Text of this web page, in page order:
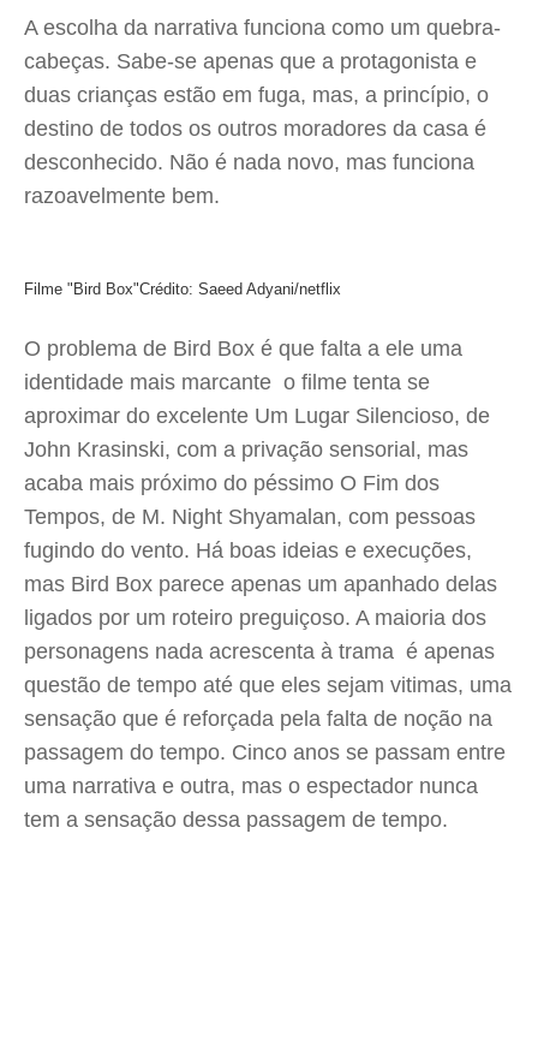
A escolha da narrativa funciona como um quebra-
cabeças. Sabe-se apenas que a protagonista e
duas crianças estão em fuga, mas, a princípio, o
destino de todos os outros moradores da casa é
desconhecido. Não é nada novo, mas funciona
razoavelmente bem.
Filme "Bird Box"Crédito: Saeed Adyani/netflix
O problema de Bird Box é que falta a ele uma
identidade mais marcante  o filme tenta se
aproximar do excelente Um Lugar Silencioso, de
John Krasinski, com a privação sensorial, mas
acaba mais próximo do péssimo O Fim dos
Tempos, de M. Night Shyamalan, com pessoas
fugindo do vento. Há boas ideias e execuções,
mas Bird Box parece apenas um apanhado delas
ligados por um roteiro preguiçoso. A maioria dos
personagens nada acrescenta à trama  é apenas
questão de tempo até que eles sejam vitimas, uma
sensação que é reforçada pela falta de noção na
passagem do tempo. Cinco anos se passam entre
uma narrativa e outra, mas o espectador nunca
tem a sensação dessa passagem de tempo.